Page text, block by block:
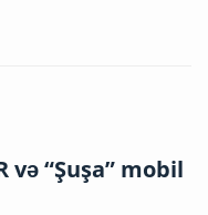
və “Şuşa” mobil